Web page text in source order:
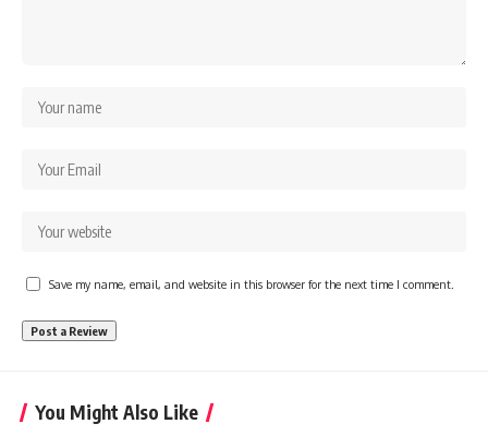
Save my name, email, and website in this browser for the next time I comment.
You Might Also Like